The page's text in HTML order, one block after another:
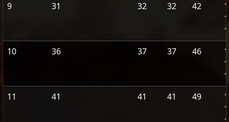
9
31 32 32 42
10
36 37 37 46
11
41 41 41 49